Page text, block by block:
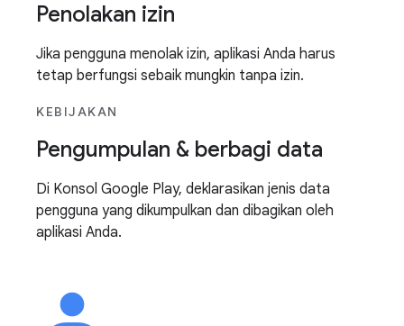
Penolakan izin
Jika pengguna menolak izin, aplikasi Anda harus
tetap berfungsi sebaik mungkin tanpa izin.
KEBIJAKAN
Pengumpulan & berbagi data
Di Konsol Google Play, deklarasikan jenis data
pengguna yang dikumpulkan dan dibagikan oleh
aplikasi Anda.